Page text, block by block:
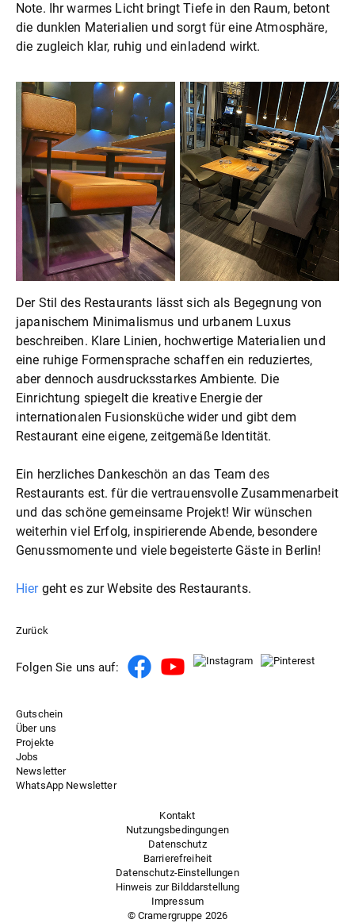
Note. Ihr warmes Licht bringt Tiefe in den Raum, betont
die dunklen Materialien und sorgt für eine Atmosphäre,
die zugleich klar, ruhig und einladend wirkt.
Der Stil des Restaurants lässt sich als Begegnung von
japanischem Minimalismus und urbanem Luxus
beschreiben. Klare Linien, hochwertige Materialien und
eine ruhige Formensprache schaffen ein reduziertes,
aber dennoch ausdrucksstarkes Ambiente. Die
Einrichtung spiegelt die kreative Energie der
internationalen Fusionsküche wider und gibt dem
Restaurant eine eigene, zeitgemäße Identität.
Ein herzliches Dankeschön an das Team des
Restaurants est. für die vertrauensvolle Zusammenarbeit
und das schöne gemeinsame Projekt! Wir wünschen
weiterhin viel Erfolg, inspirierende Abende, besondere
Genussmomente und viele begeisterte Gäste in Berlin!
Hiergeht es zur Website des Restaurants.
Zurück
Folgen Sie uns auf:
Gutschein
Über uns
Projekte
Jobs
Newsletter
WhatsApp Newsletter
Kontakt
Nutzungsbedingungen
Datenschutz
Barrierefreiheit
Datenschutz-Einstellungen
Hinweis zur Bilddarstellung
Impressum
© Cramergruppe 2026